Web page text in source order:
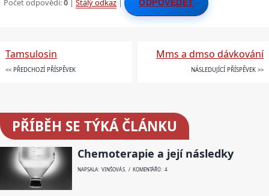
Počet odpovědí:0 |Stálý odkaz | ODPOVĚDĚT
Tamsulosin
<< PŘEDCHOZÍ PŘÍSPĚVEK
Mms a dmso dávkování
NÁSLEDUJÍCÍ PŘÍSPĚVEK >>
PŘÍBĚH SE TÝKÁ ČLÁNKU
Chemoterapie a její následky
NAPSALA: VINŠOVÁ S. / KOMENTÁŘŮ: 4